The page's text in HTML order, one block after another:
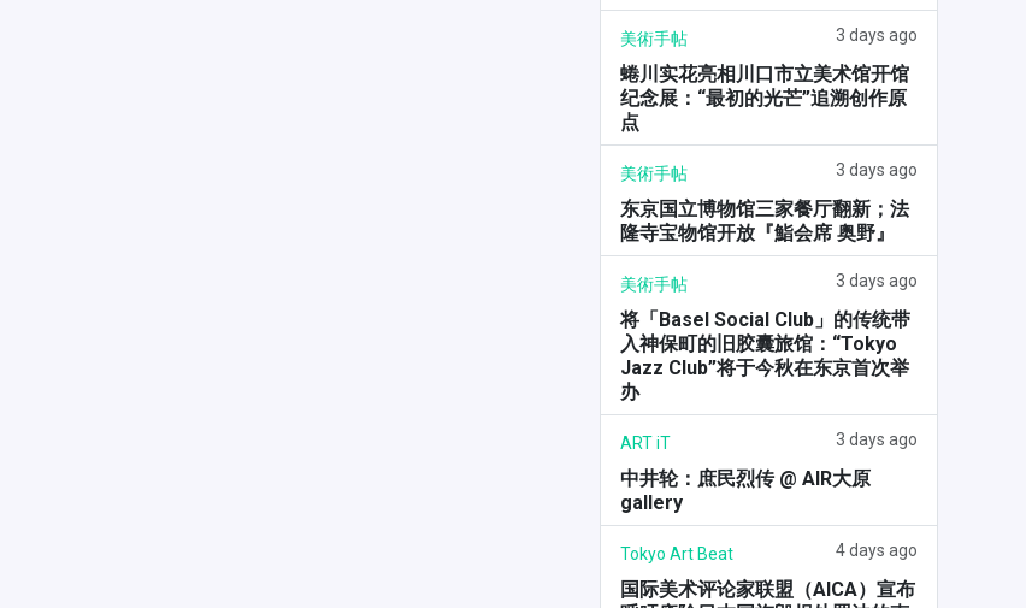
美術手帖 3 days ago
蜷川实花亮相川口市立美术馆开馆
纪念展：“最初的光芒”追溯创作原
点
美術手帖 3 days ago
东京国立博物馆三家餐厅翻新；法
隆寺宝物馆开放『鮨会席 奥野』
美術手帖 3 days ago
将「Basel Social Club」的传统带
入神保町的旧胶囊旅馆：“Tokyo
Jazz Club”将于今秋在东京首次举
办
ART iT 3 days ago
中井轮：庶民烈传 @ AIR大原
gallery
Tokyo Art Beat 4 days ago
国际美术评论家联盟（AICA）宣布